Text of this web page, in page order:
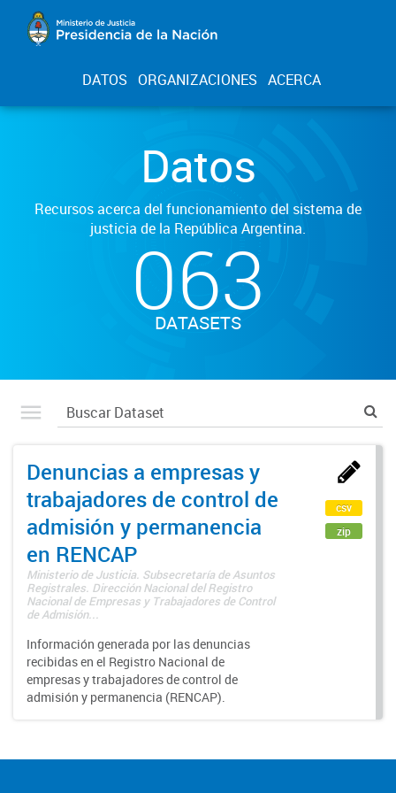
DATOS ORGANIZACIONES ACERCA
Datos
Recursos acerca del funcionamiento del sistema de
justicia de la República Argentina.
063
DATASETS
Denuncias a empresas y
trabajadores de control de
admisión y permanencia
en RENCAP
Ministerio de Justicia. Subsecretaría de Asuntos
Registrales. Dirección Nacional del Registro
Nacional de Empresas y Trabajadores de Control
de Admisión...
Información generada por las denuncias
recibidas en el Registro Nacional de
empresas y trabajadores de control de
admisión y permanencia (RENCAP).
csv
zip